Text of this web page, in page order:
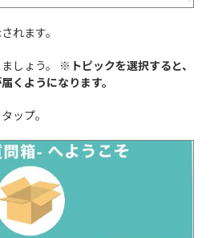
れます。
しょう。 ※トピックを選択すると、
くようになります。
ップ。